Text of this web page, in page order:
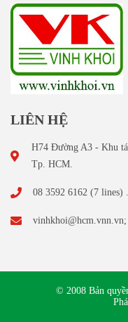
LIÊN HỆ
H74 Đường A3 - Khu
Tp. HCM.
08 3592 6162 (7 lines)
© 2008 Bản